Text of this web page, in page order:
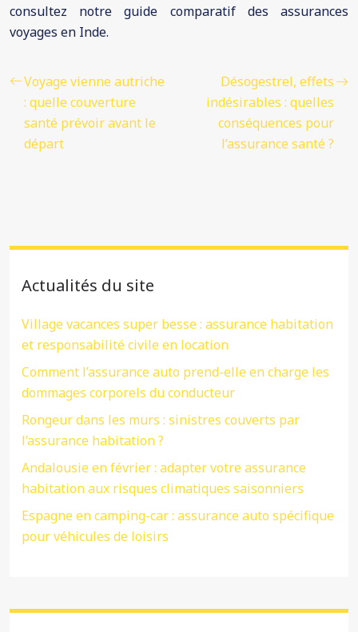
consultez notre guide comparatif des assurances
voyages en Inde.
Voyage vienne autriche
: quelle couverture
santé prévoir avant le
départ
Désogestrel, effets
indésirables : quelles
conséquences pour
l’assurance santé ?
Actualités du site
Village vacances super besse : assurance habitation
et responsabilité civile en location
Comment l’assurance auto prend-elle en charge les
dommages corporels du conducteur
Rongeur dans les murs : sinistres couverts par
l’assurance habitation ?
Andalousie en février : adapter votre assurance
habitation aux risques climatiques saisonniers
Espagne en camping-car : assurance auto spécifique
pour véhicules de loisirs